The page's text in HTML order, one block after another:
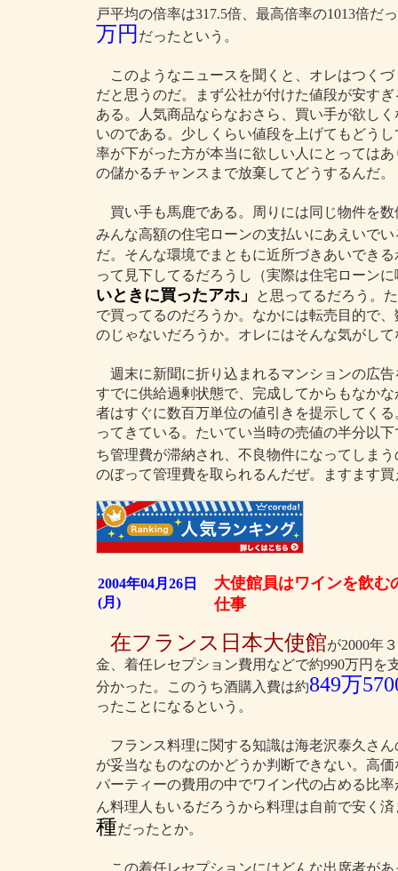
戸平均の倍率は317.5倍、最高倍率の1013倍だ
万円 だったという。
このようなニュースを聞くと、オレはつく
だと思うのだ。まず公社が付けた値段が安す
ある。人気商品ならなおさら、買い手が欲し
いのである。少しくらい値段を上げてもどう
率が下がった方が本当に欲しい人にとっては
の儲かるチャンスまで放棄してどうするんだ。
買い手も馬鹿である。周りには同じ物件を
みんな高額の住宅ローンの支払いにあえいで
だ。そんな環境でまともに近所づきあいでき
って見下してるだろうし（実際は住宅ローン
いときに買ったアホ」
と思ってるだろう。
で買ってるのだろうか。なかには転売目的で
のじゃないだろうか。オレにはそんな気がし
週末に新聞に折り込まれるマンションの広
すでに供給過剰状態で、完成してからもなか
者はすぐに数百万単位の値引きを提示してく
ってきている。たいてい当時の売値の半分以
ち管理費が滞納され、不良物件になってしま
のぼって管理費を取られるんだぜ。ますます
2004年04月26日
(月)
大使館員はワインを飲む
仕事
在フランス日本大使館が2000年
金、着任レセプション費用などで約990万円を
分かった。このうち酒購入費は約849万
ったことになるという。
フランス料理に関する知識は海老沢泰久さ
が妥当なものなのかどうか判断できない。高
パーティーの費用の中でワイン代の占める比
ん料理人もいるだろうから料理は自前で安く
種だったとか。
この着任レセプションにはどんな出席者が